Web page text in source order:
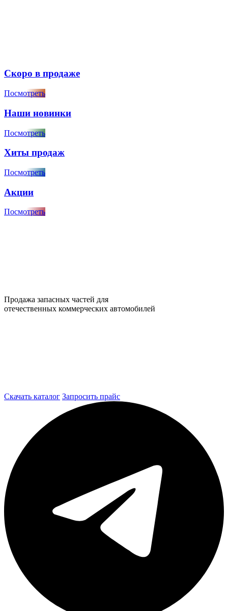
Скоро в продаже
Посмотреть
Наши новинки
Посмотреть
Хиты продаж
Посмотреть
Акции
Посмотреть
Продажа запасных частей для
отечественных коммерческих автомобилей
Скачать каталог Запросить прайс